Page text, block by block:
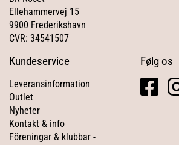
Ellehammervej 15
9900 Frederikshavn
CVR: 34541507
Kundeservice
Leveransinformation
Outlet
Nyheter
Kontakt & info
Föreningar & klubbar -
Følg os